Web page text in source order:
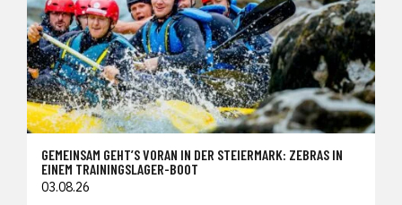
GEMEINSAM GEHT’S VORAN IN DER STEIERMARK: ZEBRAS IN
EINEM TRAININGSLAGER-BOOT
03.08.26